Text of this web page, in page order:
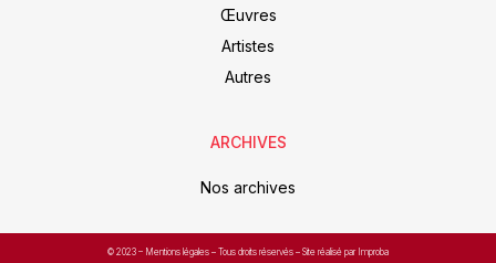
Œuvres
Artistes
Autres
ARCHIVES
Nos archives
© 2023 – Mentions légales – Tous droits réservés – Site réalisé par Improba